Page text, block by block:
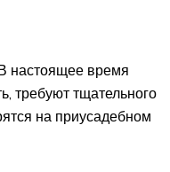
настоящее время
требуют тщательного
на приусадебном